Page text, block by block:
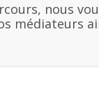
nous
médiateurs